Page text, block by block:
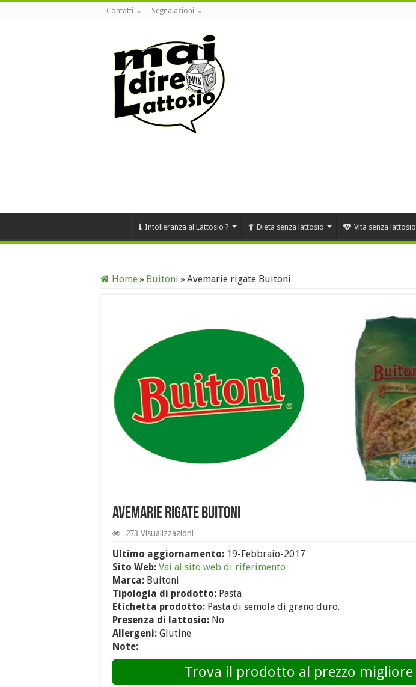
Contatti Segnalazioni
Intolleranza al Lattosio ? Dieta senza lattosio Vita senza lattosio
Home» Buitoni » Avemarie rigate Buitoni
Avemarie rigate Buitoni
273 Visualizzazioni
Ultimo aggiornamento: 19-Febbraio-2017
Sito Web: Vai al sito web di riferimento
Marca: Buitoni
Tipologia di prodotto: Pasta
Etichetta prodotto: Pasta di semola di grano duro.
Presenza di lattosio: No
Allergeni: Glutine
Note:
Trova il prodotto al prezzo migliore